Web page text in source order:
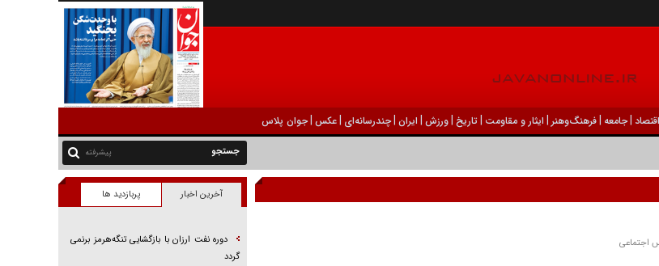
اقتصاد |جامعه |فرهنگ‌و‌هنر | ایثار و مقاومت |تاریخ |ورزش | ايران |چندرسانه‌ای |عکس |جوان پلاس
پیشرفته
اجتماعی
آخرین اخبار پربازدید ها
دوره نفت ارزان با بازگشایی تنگه‌هرمز برنمی
گردد